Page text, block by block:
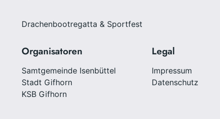
Drachenbootregatta & Sportfest
Organisatoren
Samtgemeinde Isenbüttel
Stadt Gifhorn
KSB Gifhorn
Legal
Impressum
Datenschutz